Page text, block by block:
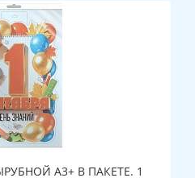
А3+ В ПАКЕТЕ. 1